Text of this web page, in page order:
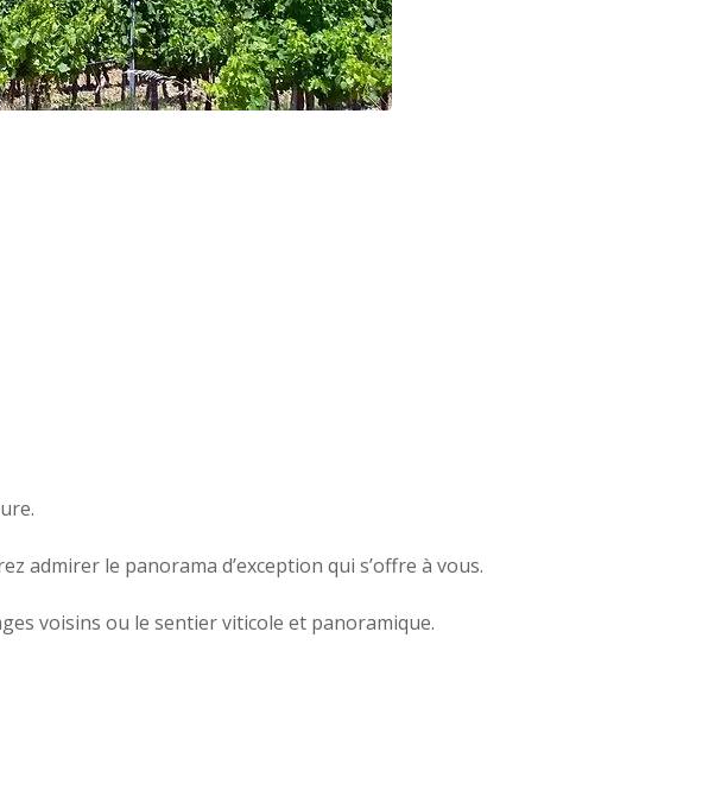
admirer le panorama d’exception qui s’offre à vous.
voisins ou le sentier viticole et panoramique.